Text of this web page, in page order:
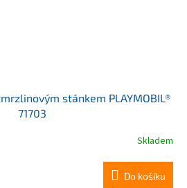
stánkem PLAYMOBIL®
71703
Skladem
Do košíku